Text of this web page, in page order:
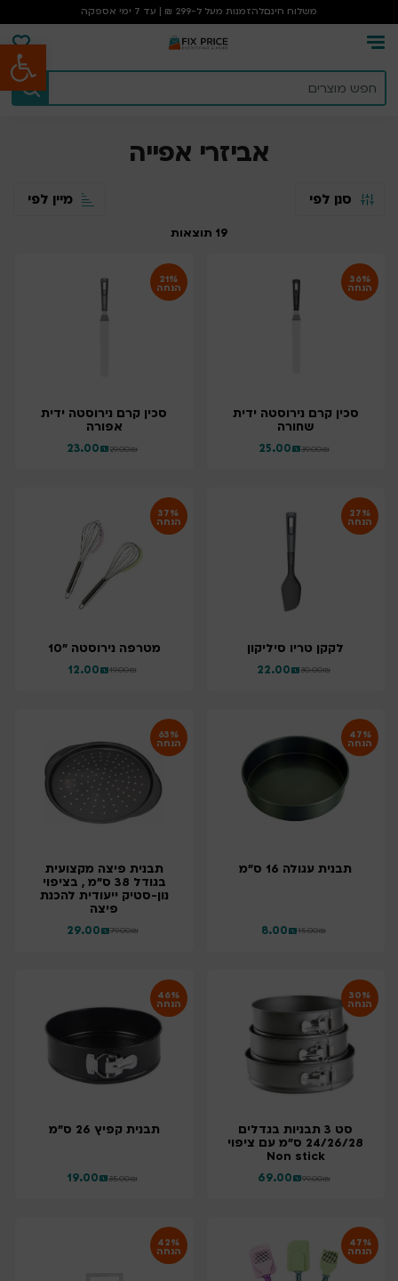
פתח סרגל נגישות
משלוח חינםלהזמנות מעל ל-299 ₪ | עד 7 ימי אספקה
אביזרי אפייה
סנן לפי מיין לפי
19 תוצאות
36%
הנחה
סכין קרם נירוסטה ידית
שחורה
₪
25.00 ₪
39.00
21%
הנחה
סכין קרם נירוסטה ידית
אפורה
₪
23.00 ₪
29.00
27%
הנחה
לקקן טריו סיליקון
₪
22.00 ₪
30.00
37%
הנחה
מטרפה נירוסטה "10
₪
12.00 ₪
19.00
47%
הנחה
תבנית עגולה 16 ס"מ
₪
8.00 ₪
15.00
63%
הנחה
תבנית פיצה מקצועית
בגודל 38 ס"מ , בציפוי
נון-סטיק ייעודית להכנת
פיצה
₪
29.00 ₪
79.00
30%
הנחה
סט 3 תבניות בגדלים
24/26/28 ס"מ עם ציפוי
Non stick
₪
69.00 ₪
99.00
46%
הנחה
תבנית קפיץ 26 ס"מ
₪
19.00 ₪
35.00
47%
הנחה
42%
הנחה